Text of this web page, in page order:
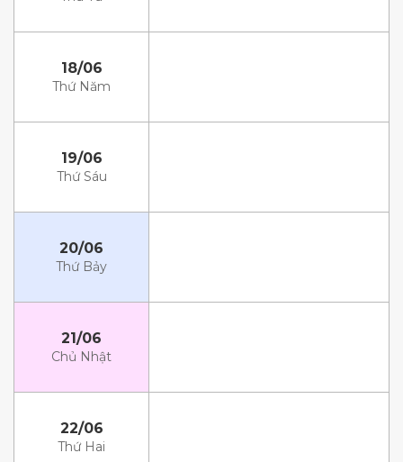
18/06
Thứ Năm
19/06
Thứ Sáu
20/06
Thứ Bảy
21/06
Chủ Nhật
22/06
Thứ Hai